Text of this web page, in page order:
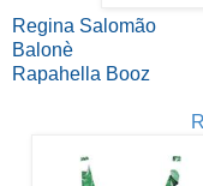
Regina Salomão
Balonè
Rapahella Booz